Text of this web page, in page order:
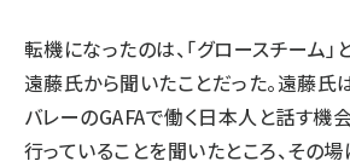
転機になったのは、「グロースチーム」
遠藤氏から聞いたことだった。遠藤氏
バレーのGAFAで働く日本人と話す機
行っていることを聞いたところ、その